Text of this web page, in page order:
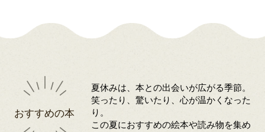
おすすめの本
夏休みは、本との出会いが広がる季節。
笑ったり、驚いたり、心が温かくなった
り。
この夏におすすめの絵本や読み物を集め